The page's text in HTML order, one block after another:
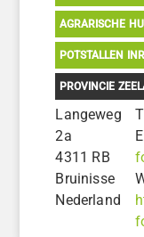
AGRARISCHE
POTSTALLEN
PROVINCIE
Langeweg
2a
4311 RB
Bruinisse
Nederland